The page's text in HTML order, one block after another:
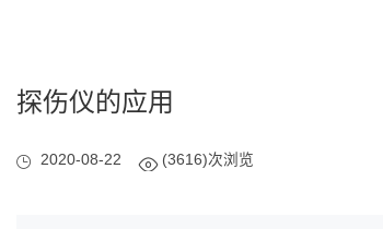
探伤仪的应用
2020-08-22 (3616)次浏览